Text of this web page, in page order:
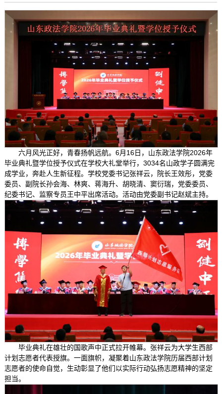
六月风光正好，青春扬帆远航。6月16日，山东政法学院2026年
毕业典礼暨学位授予仪式在学校大礼堂举行，3034名山政学子圆满完
成学业，奔赴人生新征程。学校党委书记张祥云，院长王效彤，党委
委员、副院长孙会海、林爽、蒋海升、胡晓清、窦衍瑞，党委委员、
纪委书记、监察专员王中平出席活动。活动由党委副书记赵斌主持。
毕业典礼在雄壮的国歌声中正式拉开帷幕。张祥云为大学生西部
计划志愿者代表授旗。一面旗帜，凝聚着山东政法学院历届西部计划
志愿者的使命自觉，生动彰显了他们以实际行动弘扬志愿精神的坚定
担当。